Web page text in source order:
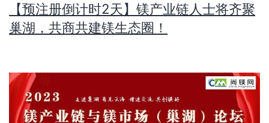
【预注册倒计时2天】镁产业链人士将齐聚
巢湖，共商共建镁生态圈！